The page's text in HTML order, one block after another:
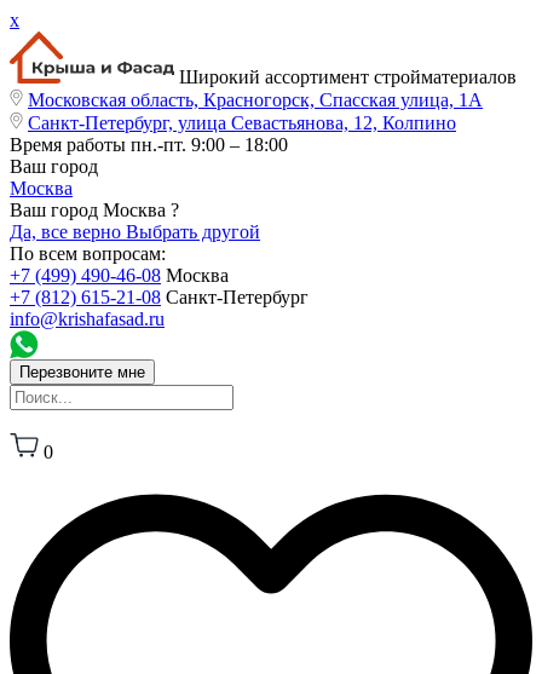
x
Широкий ассортимент стройматериалов
Московская область, Красногорск, Спасская улица, 1А
Санкт-Петербург, улица Севастьянова, 12, Колпино
Время работы пн.-пт. 9:00 – 18:00
Ваш город
Москва
Ваш город Москва ?
Да, все верно Выбрать другой
По всем вопросам:
+7 (499) 490-46-08 Москва
+7 (812) 615-21-08 Санкт-Петербург
info@krishafasad.ru
Перезвоните мне
0